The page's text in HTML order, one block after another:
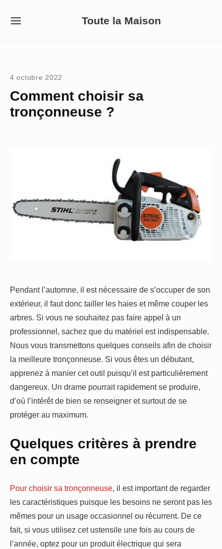
Toute la Maison
SITE
4 octobre 2022
Comment choisir sa
tronçonneuse ?
Pendant l’automne, il est nécessaire de s’occuper de son
extérieur, il faut donc tailler les haies et même couper les
arbres. Si vous ne souhaitez pas faire appel à un
professionnel, sachez que du matériel est indispensable.
Nous vous transmettons quelques conseils afin de choisir
la meilleure tronçonneuse. Si vous êtes un débutant,
apprenez à manier cet outil puisqu’il est particulièrement
dangereux. Un drame pourrait rapidement se produire,
d’où l’intérêt de bien se renseigner et surtout de se
protéger au maximum.
Quelques critères à prendre
en compte
Pour choisir sa tronçonneuse, il est important de regarder
les caractéristiques puisque les besoins ne seront pas les
mêmes pour un usage occasionnel ou récurrent. De ce
fait, si vous utilisez cet ustensile une fois au cours de
l’année, optez pour un produit électrique qui sera